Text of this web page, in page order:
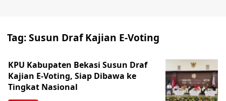
Tag:Susun Draf Kajian E-Voting
KPU Kabupaten Bekasi Susun Draf
Kajian E-Voting, Siap Dibawa ke
Tingkat Nasional